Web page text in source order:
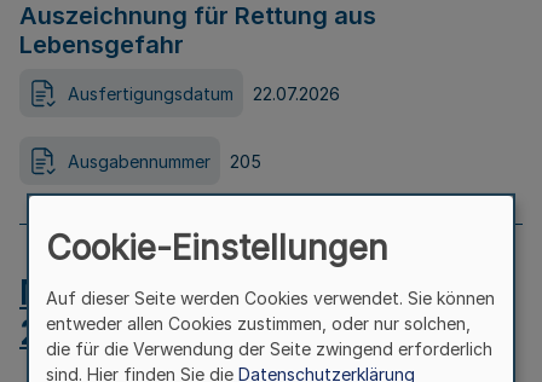
Auszeichnung für Rettung aus
Lebensgefahr
Ausfertigungsdatum 22.07.2026
Ausgabennummer 205
MB.NRW 2026 Nr. 204 vom
24.07.2026
Cookie-Einstellungen
Auf dieser Seite werden Cookies verwendet. Sie können
entweder allen Cookies zustimmen, oder nur solchen,
die für die Verwendung der Seite zwingend erforderlich
sind. Hier finden Sie die Datenschutzerklärung